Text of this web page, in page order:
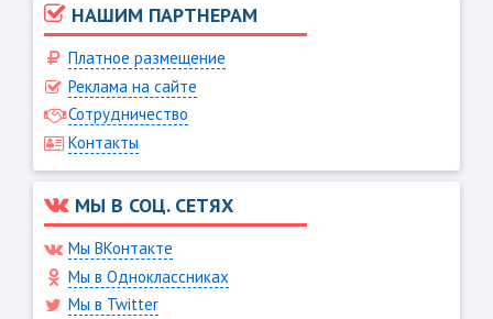
НАШИМ ПАРТНЕРАМ
Платное размещение
Реклама на сайте
Сотрудничество
Контакты
МЫ В СОЦ. СЕТЯХ
Мы ВКонтакте
Мы в Одноклассниках
Мы в Twitter